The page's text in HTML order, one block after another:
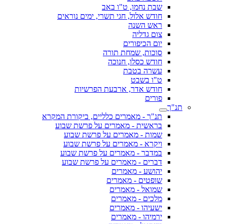
שבת נחמו, ט"ו באב
חודש אלול, חגי תשרי, ימים נוראים
ראש השנה
צום גדליה
יום הכיפורים
סוכות, שמחת תורה
חודש כסלו, חנוכה
עשרה בטבת
ט"ו בשבט
חודש אדר, ארבעת הפרשיות
פורים
תנ"ך
תנ"ך - מאמרים כלליים, ביקורת המקרא
בראשית - מאמרים על פרשת שבוע
שמות - מאמרים על פרשת שבוע
ויקרא - מאמרים על פרשת שבוע
במדבר - מאמרים על פרשת שבוע
דברים - מאמרים על פרשת שבוע
יהושע - מאמרים
שופטים - מאמרים
שמואל - מאמרים
מלכים - מאמרים
ישעיהו - מאמרים
ירמיהו - מאמרים